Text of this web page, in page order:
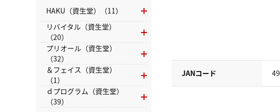
JANコード
HAKU（資生堂）（11）
リバイタル（資生堂）
（20）
プリオール（資生堂）
（32）
＆フェイス（資生堂）
（1）
ｄプログラム（資生堂）
（39）